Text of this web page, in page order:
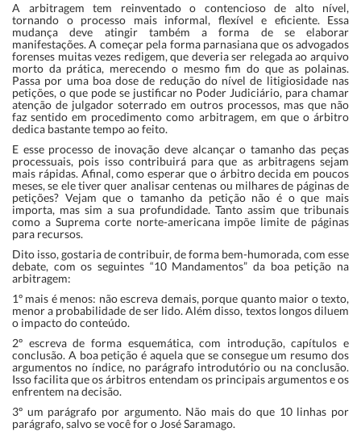
A arbitragem tem reinventado o contencioso de alto nível,
tornando o processo mais informal, flexível e eficiente. Essa
mudança deve atingir também a forma de se elaborar
manifestações. A começar pela forma parnasiana que os advogados
forenses muitas vezes redigem, que deveria ser relegada ao arquivo
morto da prática, merecendo o mesmo fim do que as polainas.
Passa por uma boa dose de redução do nível de litigiosidade nas
petições, o que pode se justificar no Poder Judiciário, para chamar
atenção de julgador soterrado em outros processos, mas que não
faz sentido em procedimento como arbitragem, em que o árbitro
dedica bastante tempo ao feito.
E esse processo de inovação deve alcançar o tamanho das peças
processuais, pois isso contribuirá para que as arbitragens sejam
mais rápidas. Afinal, como esperar que o árbitro decida em poucos
meses, se ele tiver quer analisar centenas ou milhares de páginas de
petições? Vejam que o tamanho da petição não é o que mais
importa, mas sim a sua profundidade. Tanto assim que tribunais
como a Suprema corte norte-americana impõe limite de páginas
para recursos.
Dito isso, gostaria de contribuir, de forma bem-humorada, com esse
debate, com os seguintes “10 Mandamentos” da boa petição na
arbitragem:
1º mais é menos: não escreva demais, porque quanto maior o texto,
menor a probabilidade de ser lido. Além disso, textos longos diluem
o impacto do conteúdo.
2º escreva de forma esquemática, com introdução, capítulos e
conclusão. A boa petição é aquela que se consegue um resumo dos
argumentos no índice, no parágrafo introdutório ou na conclusão.
Isso facilita que os árbitros entendam os principais argumentos e os
enfrentem na decisão.
3º um parágrafo por argumento. Não mais do que 10 linhas por
parágrafo, salvo se você for o José Saramago.